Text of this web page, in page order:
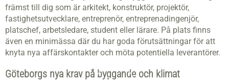
främst till dig som är arkitekt, konstruktör, projektör,
fastighetsutvecklare, entreprenör, entreprenadingenjör,
platschef, arbetsledare, student eller lärare. På plats finns
även en minimässa där du har goda förutsättningar för att
knyta nya affärskontakter och möta potentiella leverantörer.
Göteborgs nya krav på byggande och klimat